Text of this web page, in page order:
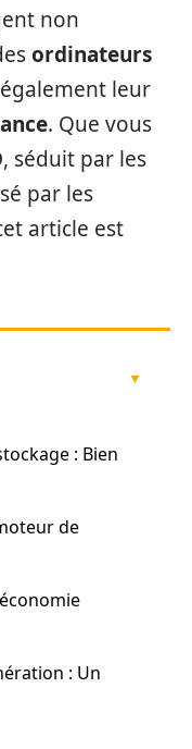
non
ordinateurs
leur
. Que vous
, séduit par les
par les
article est
: Bien
de
: Un